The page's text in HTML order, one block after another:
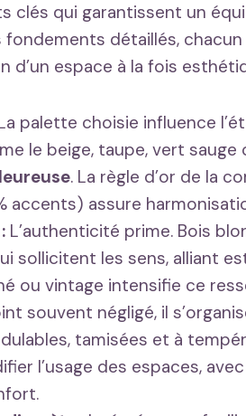
clés qui garantissent un
détaillés,
d’un espace à la fois
palette choisie influence
le beige, taupe, vert
. La règle d’or de la
accents) assure
L’authenticité prime. Bois
sollicitent les sens, alliant
ou vintage intensifie ce
souvent négligé, il
tamisées et à
l’usage des espaces,